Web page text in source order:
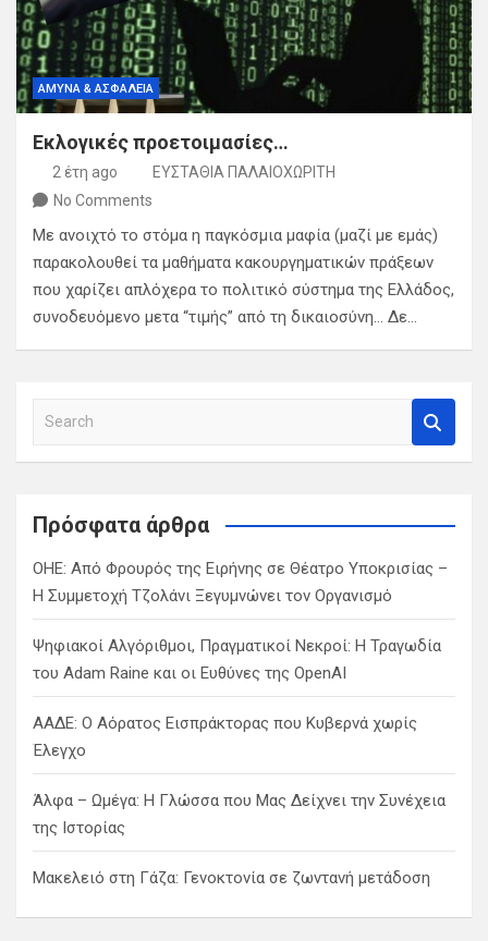
ΑΜΥΝΑ & ΑΣΦΑΛΕΙΑ
Εκλογικές προετοιμασίες…
2 έτη ago
ΕΥΣΤΑΘΙΑ ΠΑΛΑΙΟΧΩΡΙΤΗ
No Comments
Με ανοιχτό το στόμα η παγκόσμια μαφία (μαζί με εμάς)
παρακολουθεί τα μαθήματα κακουργηματικών πράξεων
που χαρίζει απλόχερα το πολιτικό σύστημα της Ελλάδος,
συνοδευόμενο μετα “τιμής” από τη δικαιοσύνη… Δε…
a
c
Πρόσφατα άρθρα
ΟΗΕ: Από Φρουρός της Ειρήνης σε Θέατρο Υποκρισίας –
Η Συμμετοχή Τζολάνι Ξεγυμνώνει τον Οργανισμό
Ψηφιακοί Αλγόριθμοι, Πραγματικοί Νεκροί: Η Τραγωδία
του Adam Raine και οι Ευθύνες της OpenAI
ΑΑΔΕ: Ο Αόρατος Εισπράκτορας που Κυβερνά χωρίς
Έλεγχο
Άλφα – Ωμέγα: Η Γλώσσα που Μας Δείχνει την Συνέχεια
της Ιστορίας
Μακελειό στη Γάζα: Γενοκτονία σε ζωντανή μετάδοση